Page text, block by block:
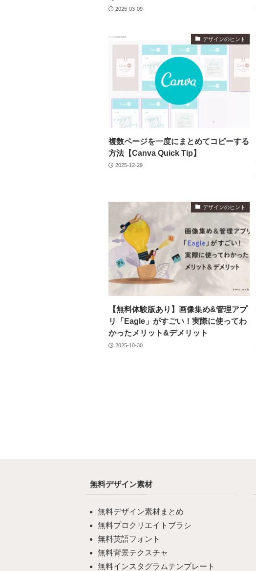
2026-03-09
デザインのヒント
複数ページを一度にまとめてコピーする
方法【Canva Quick Tip】
2025-12-29
デザインのヒント
【無料体験版あり】画像集め&管理アプ
リ「Eagle」がすごい！実際に使ってわ
かったメリット&デメリット
2025-10-30
無料デザイン素材
無料デザイン素材まとめ
無料プロクリエイトブラシ
無料英語フォント
無料背景テクスチャ
無料インスタグラムテンプレート